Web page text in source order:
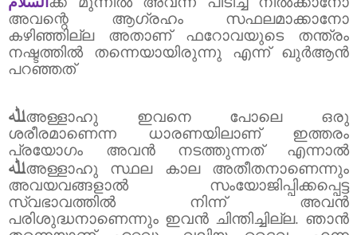
അവന്റെ ആഗ്രഹം സഫലമാക്കാനോ
കഴിഞ്ഞില്ല അതാണ് ഫറോവയുടെ തന്ത്രം
നഷ്ടത്തിൽ തന്നെയായിരുന്നു എന്ന് ഖുർആൻ
പറഞ്ഞത്
ﷲഅള്ളാഹു ഇവനെ പോലെ ഒരു
ശരീരമാണെന്ന ധാരണയിലാണ് ഇത്തരം
പ്രയോഗം അവൻ നടത്തുന്നത് എന്നാൽ
ﷲഅള്ളാഹു സ്ഥല കാല അതീതനാണെന്നും
അവയവങ്ങളാൽ സംയോജിപ്പിക്കപ്പെട്ട
സ്വഭാവത്തിൽ നിന്ന് അവൻ
പരിശുദ്ധനാണെന്നും ഇവൻ ചിന്തിച്ചില്ല. ഞാൻ